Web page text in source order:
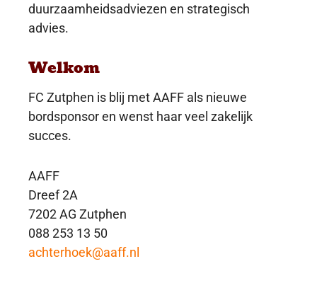
duurzaamheidsadviezen en strategisch
advies.
Welkom
FC Zutphen is blij met AAFF als nieuwe
bordsponsor en wenst haar veel zakelijk
succes.
AAFF
Dreef 2A
7202 AG Zutphen
088 253 13 50
achterhoek@aaff.nl